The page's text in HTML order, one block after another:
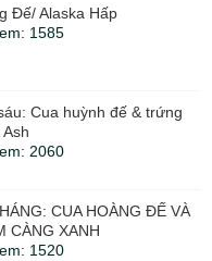
Đế/ Alaska Hấp
1585
Cua huỳnh đế & trứng
2060
CUA HOÀNG ĐẾ VÀ
CÀNG XANH
1520